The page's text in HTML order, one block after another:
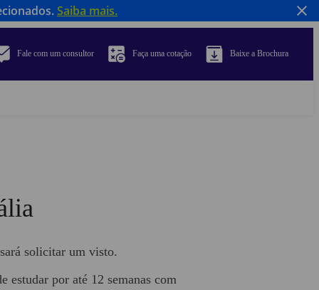
Fale com um consultor Faça uma cotação Baixe a Brochura
Saiba mais.
solicitar um visto.
estudar por até 12 semanas com